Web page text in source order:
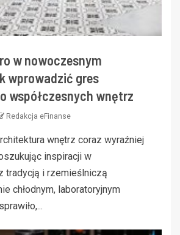
w nowoczesnym
wprowadzić gres
współczesnych wnętrz
Redakcja eFinanse
wnętrz coraz wyraźniej
inspiracji w
tradycją i rzemieślniczą
chłodnym, laboratoryjnym